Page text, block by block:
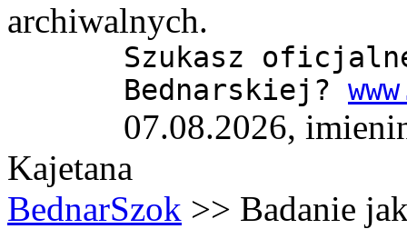
archiwalnych.
Szukasz
Bednarskiej?
07.08.2026,
Kajetana
BednarSzok >> Badanie